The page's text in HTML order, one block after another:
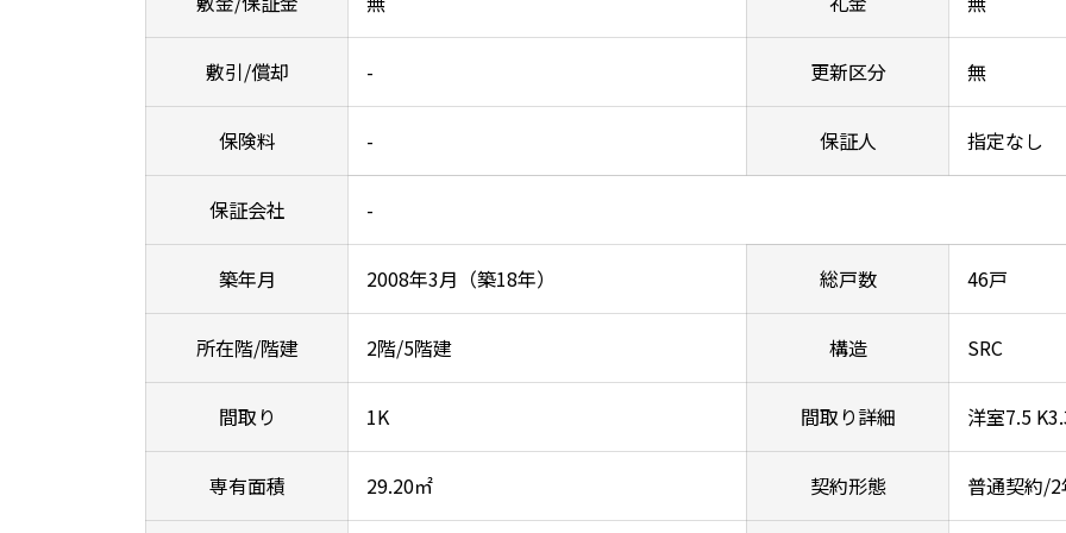
敷引/償却 - 更新区分 無
保険料 - 保証人 指定なし
保証会社 -
築年月 2008年3月（築18年） 総戸数 46戸
所在階/階建 2階/5階建 構造 SRC
間取り 1K 間取り詳細 洋室7.5
専有面積 29.20㎡ 契約形態
普通契約/